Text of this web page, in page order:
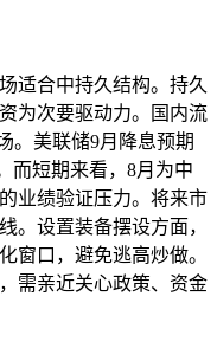
合中持久结构。持久
为次要驱动力。国内流
。美联储9月降息预期
而短期来看，8月为中
业绩验证压力。将来市
。设置装备摆设方面，
窗口，避免逃高炒做。
需亲近关心政策、资金